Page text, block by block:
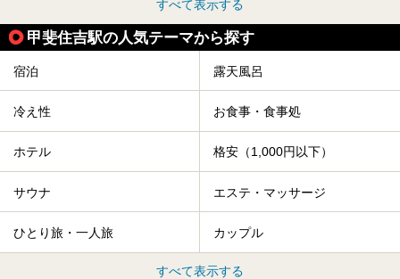
すべて表示する
甲斐住吉駅の人気テーマから探す
宿泊 露天風呂
冷え性 お食事・食事処
ホテル 格安（1,000円以下）
サウナ エステ・マッサージ
ひとり旅・一人旅 カップル
すべて表示する